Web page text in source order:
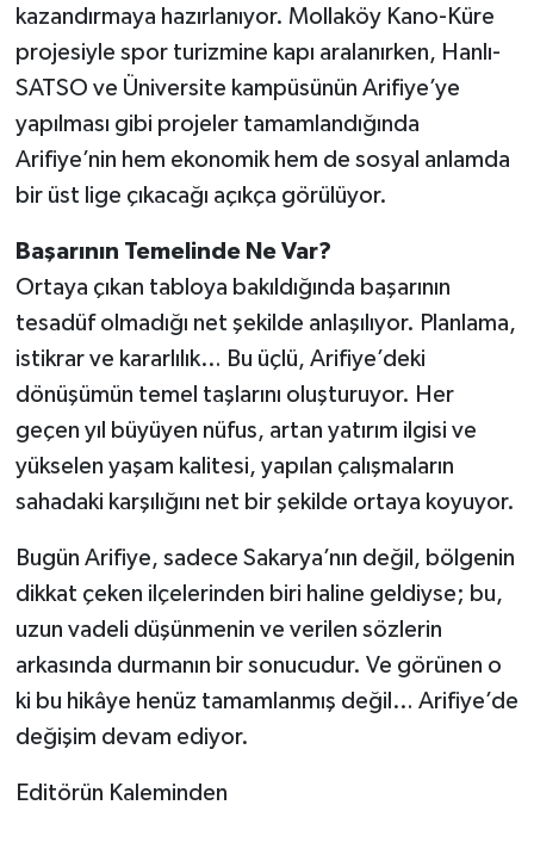
kazandırmaya hazırlanıyor. Mollaköy Kano-Küre
projesiyle spor turizmine kapı aralanırken, Hanlı-
SATSO ve Üniversite kampüsünün Arifiye’ye
yapılması gibi projeler tamamlandığında
Arifiye’nin hem ekonomik hem de sosyal anlamda
bir üst lige çıkacağı açıkça görülüyor.
Başarının Temelinde Ne Var?
Ortaya çıkan tabloya bakıldığında başarının
tesadüf olmadığı net şekilde anlaşılıyor. Planlama,
istikrar ve kararlılık… Bu üçlü, Arifiye’deki
dönüşümün temel taşlarını oluşturuyor. Her
geçen yıl büyüyen nüfus, artan yatırım ilgisi ve
yükselen yaşam kalitesi, yapılan çalışmaların
sahadaki karşılığını net bir şekilde ortaya koyuyor.
Bugün Arifiye, sadece Sakarya’nın değil, bölgenin
dikkat çeken ilçelerinden biri haline geldiyse; bu,
uzun vadeli düşünmenin ve verilen sözlerin
arkasında durmanın bir sonucudur. Ve görünen o
ki bu hikâye henüz tamamlanmış değil… Arifiye’de
değişim devam ediyor.
Editörün Kaleminden